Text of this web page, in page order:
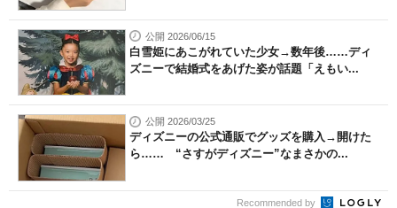
公開 2026/06/15
白雪姫にあこがれていた少女→数年後……ディ
ズニーで結婚式をあげた姿が話題「えもい...
公開 2026/03/25
ディズニーの公式通販でグッズを購入→開けた
ら…… “さすがディズニー”なまさかの...
Recommended by